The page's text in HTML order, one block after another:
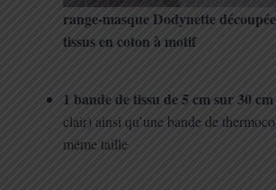
range-masque Dodynette
tissus en coton à motif
1 bande de tissu de 5 cm sur 30 cm
clair) ainsi qu’une bande de
même taille